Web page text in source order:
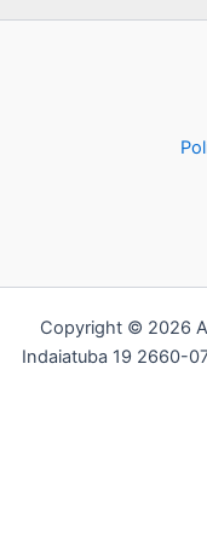
Copyright © 2026
Indaiatuba 19 2660-